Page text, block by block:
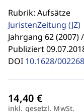
Rubrik: Aufsätze
JuristenZeitung (JZ)
Jahrgang 62 (2007) /
Publiziert
DOI 10.1628/
inkl. gesetzl. MwSt.